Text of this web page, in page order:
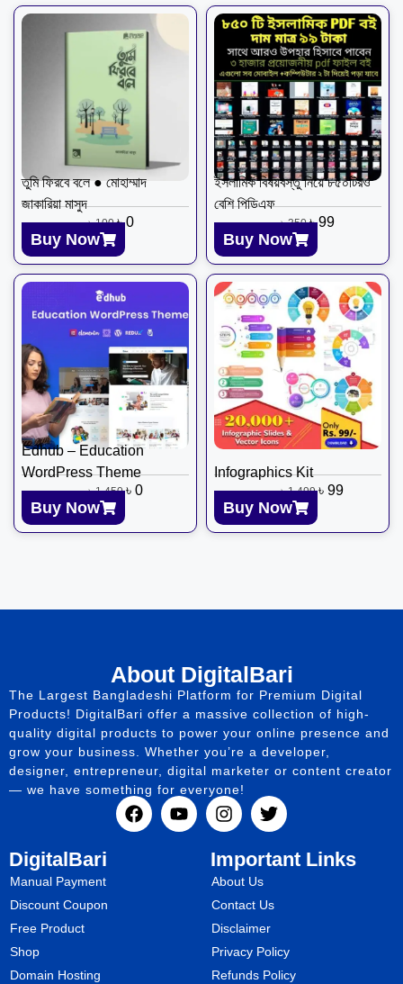
তুমি ফিরবে বলে ● মোহাম্মাদ
জাকারিয়া মাসুদ
৳100 ৳0
Buy Now
ইসলামিক বিষয়বস্তু নিয়ে ৮৫০টিরও
বেশি পিডিএফ
৳350 ৳99
Buy Now
Edhub – Education
WordPress Theme
৳1,450 ৳0
Buy Now
Infographics Kit
৳1,499 ৳99
Buy Now
About DigitalBari
The Largest Bangladeshi Platform for Premium Digital
Products! DigitalBari offer a massive collection of high-
quality digital products to power your online presence and
grow your business. Whether you’re a developer,
designer, entrepreneur, digital marketer or content creator
— we have something for everyone!
DigitalBari
Manual Payment
Discount Coupon
Free Product
Shop
Domain Hosting
Important Links
About Us
Contact Us
Disclaimer
Privacy Policy
Refunds Policy